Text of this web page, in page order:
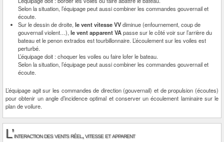
Selon la situation, l’équipage peut aussi combiner les commandes gouvernail et
écoute.
Sur le dessin de droite,le vent vitesse VVdiminue (enfournement, coup de
gouvernail violent…),le vent apparent VApasse sur le côté voir sur l’arrière du
bateau et le penon extrados est tourbillonnaire. L’écoulement sur les voiles est
perturbé.
L’équipage doit : choquer les voiles ou faire lofer le bateau.
Selon la situation, l’équipage peut aussi combiner les commandes gouvernail et
écoute.
L’équipage agit sur les commandes de direction (gouvernail) et de propulsion (écoutes)
pour obtenir un angle d’incidence optimal et conserver un écoulement laminaire sur le
plan de voilure.
L’interaction des vents réel, vitesse et apparent